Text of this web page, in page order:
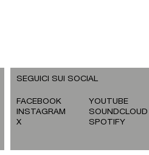
SEGUICI SUI SOCIAL
FACEBOOK
INSTAGRAM
X
YOUTUBE
SOUNDCLOUD
SPOTIFY